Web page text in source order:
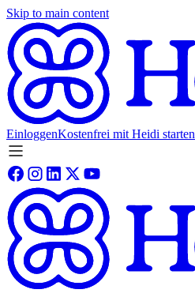
Skip to main content
EinloggenKostenfrei mit Heidi starten